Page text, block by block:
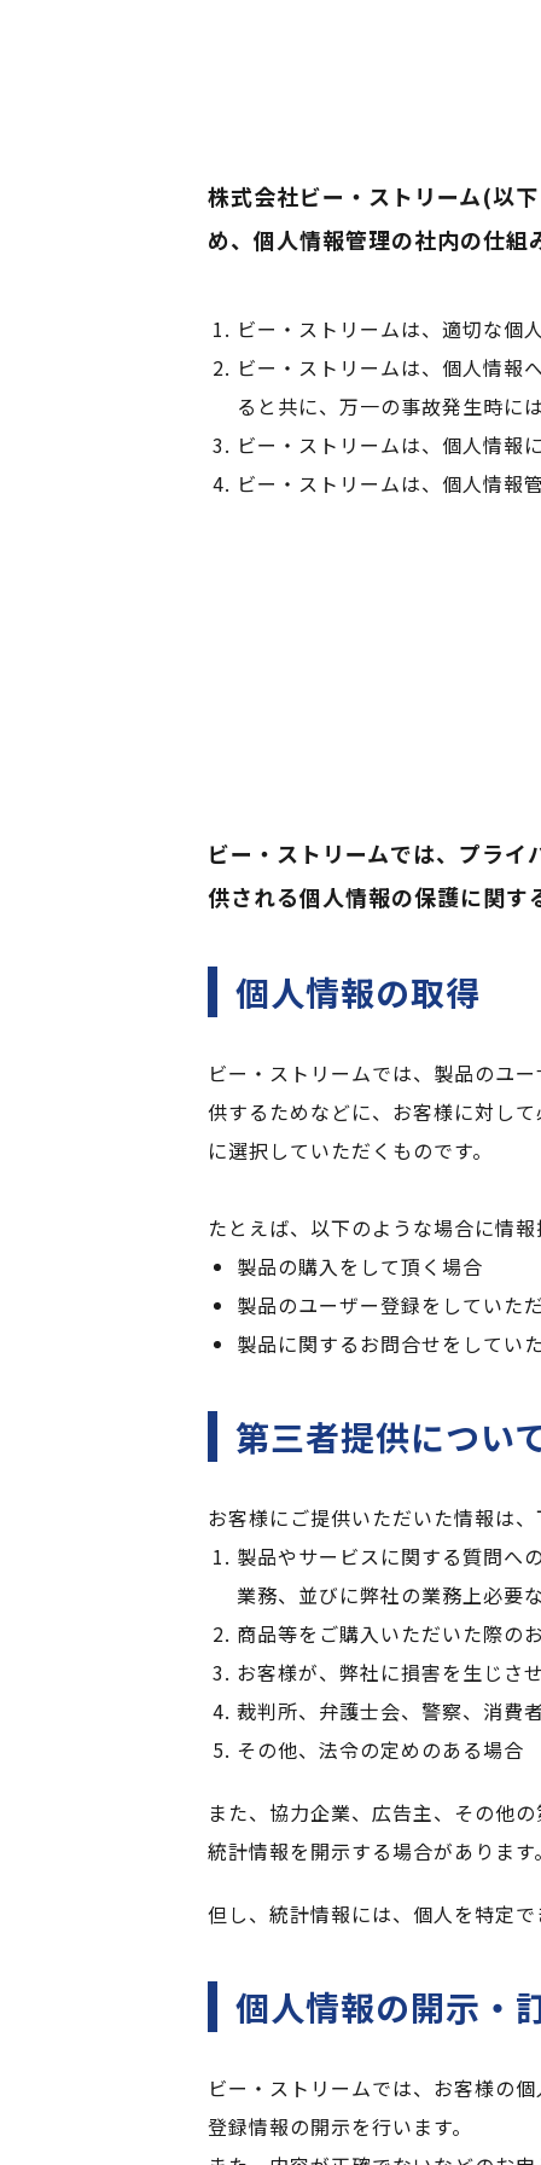
株式会社ビー・ストリーム(以
め、個人情報管理の社内の仕組
ビー・ストリームは、適切な個
ビー・ストリームは、個人情報
ると共に、万一の事故発生時に
ビー・ストリームは、個人情報
ビー・ストリームは、個人情報
ビー・ストリームでは、プラ
供される個人情報の保護に関す
個人情報の取得
ビー・ストリームでは、製品のユ
供するためなどに、お客様に対し
に選択していただくものです。
たとえば、以下のような場合に情
製品の購入をして頂く場合
製品のユーザー登録をしていた
製品に関するお問合せをしてい
第三者提供につい
お客様にご提供いただいた情報は
製品やサービスに関する質問へ
業務、並びに弊社の業務上必要
商品等をご購入いただいた際の
お客様が、弊社に損害を生じさ
裁判所、弁護士会、警察、消費
その他、法令の定めのある場合
また、協力企業、広告主、その他
統計情報を開示する場合があります
但し、統計情報には、個人を特定
個人情報の開示・
ビー・ストリームでは、お客様の
登録情報の開示を行います。